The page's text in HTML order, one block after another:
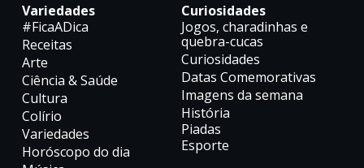
Variedades
#FicaADica
Receitas
Arte
Ciência & Saúde
Cultura
Colírio
Variedades
Horóscopo do dia
Curiosidades
Jogos, charadinhas e
quebra-cucas
Curiosidades
Datas Comemorativas
Imagens da semana
História
Piadas
Esporte